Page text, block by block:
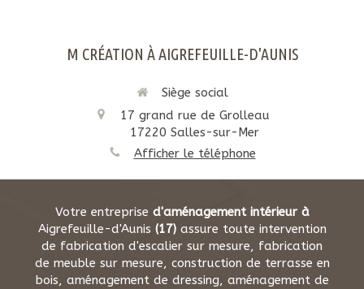
M CRÉATION À AIGREFEUILLE-D'AUNIS
Siège social
17 grand rue de Grolleau
17220 Salles-sur-Mer
Afficher le téléphone
Votre entreprise d'aménagement intérieur à
Aigrefeuille-d'Aunis (17) assure toute intervention
de fabrication d'escalier sur mesure, fabrication
de meuble sur mesure, construction de terrasse en
bois, aménagement de dressing, aménagement de